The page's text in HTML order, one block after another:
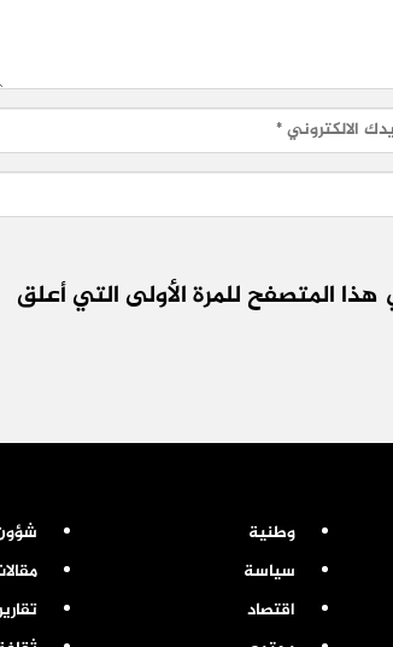
المتصفح للمرة الأولى التي أعلق
وطنية
سياسة
اقتصاد